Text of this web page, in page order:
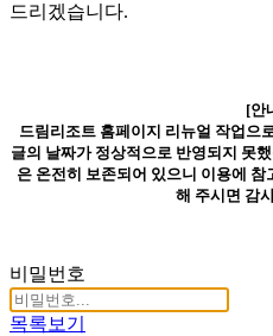
드리겠습니다.
[안
드림리조트 홈페이지 리뉴얼 작업으
글의 날짜가 정상적으로 반영되지 못
은 온전히 보존되어 있으니 이용에
해 주시면 감
비밀번호
목록보기